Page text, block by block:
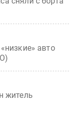
авто
житель